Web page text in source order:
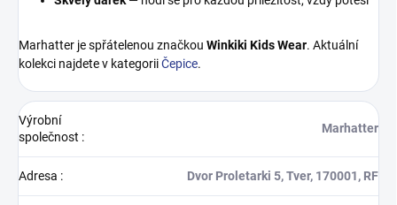
Marhatter je spřátelenou značkou Winkiki Kids Wear. Aktuální
kolekci najdete v kategoriiČepice.
Výrobní
společnost :
Marhatter
Adresa : Dvor Proletarki 5, Tver, 170001, RF